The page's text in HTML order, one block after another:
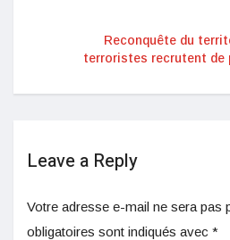
Reconquête du
terroristes recrutent de
Leave a Reply
Votre adresse e-mail ne sera pas
obligatoires sont indiqués avec *